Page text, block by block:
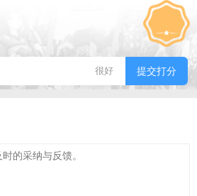
很好 提交打分